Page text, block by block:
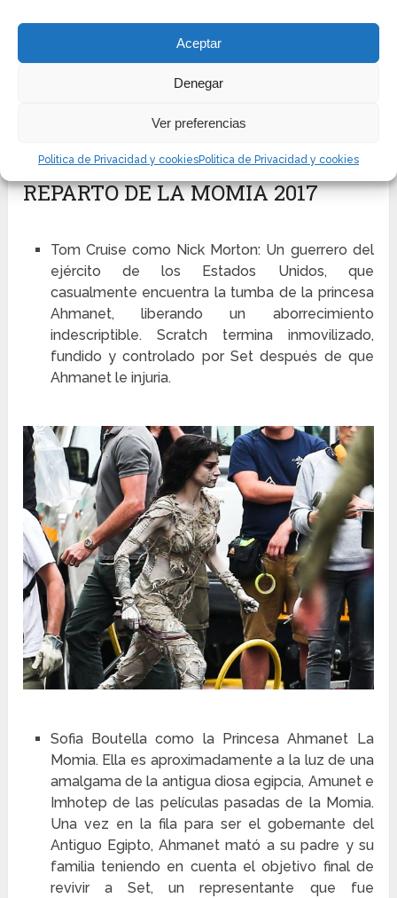
Aceptar
Denegar
Ver preferencias
Politica de Privacidad y cookiesPolitica de Privacidad y cookies
combinar su identidad con la de Seth a tal grado,
hasta el punto de que es la identidad de Morton la
que prevalece. Él tiene un problema de buen gusto
genuino en su mandíbula. Es decir, las fuerzas de
más terrible que los especialistas en restauración a
REPARTO DE LA MOMIA 2017
Tom Cruise como Nick Morton: Un guerrero del
ejército de los Estados Unidos, que
casualmente encuentra la tumba de la princesa
Ahmanet, liberando un aborrecimiento
indescriptible. Scratch termina inmovilizado,
fundido y controlado por Set después de que
Ahmanet le injuria.
Sofia Boutella como la Princesa Ahmanet La
Momia. Ella es aproximadamente a la luz de una
amalgama de la antigua diosa egipcia, Amunet e
Imhotep de las películas pasadas de la Momia.
Una vez en la fila para ser el gobernante del
Antiguo Egipto, Ahmanet mató a su padre y su
familia teniendo en cuenta el objetivo final de
revivir a Set, un representante que fue